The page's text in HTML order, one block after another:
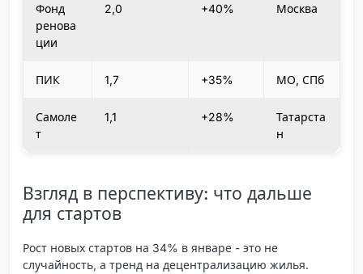
Фонд
ренова
ции
2,0 +40% Москва
ПИК 1,7 +35% МО, СПб
Самоле
т
1,1 +28%
Татарста
н
Взгляд в перспективу: что дальше
для стартов
Рост новых стартов на 34% в январе - это не
случайность, а тренд на децентрализацию жилья.